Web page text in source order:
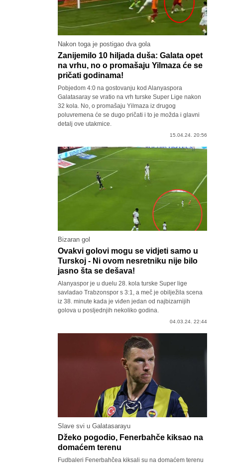
Nakon toga je postigao dva gola
Zanijemilo 10 hiljada duša: Galata opet
na vrhu, no o promašaju Yilmaza će se
pričati godinama!
Pobjedom 4:0 na gostovanju kod Alanyaspora
Galatasaray se vratio na vrh turske Super Lige nakon
32 kola. No, o promašaju Yilmaza iz drugog
poluvremena će se dugo pričati i to je možda i glavni
detalj ove utakmice.
15.04.24. 20:56
Bizaran gol
Ovakvi golovi mogu se vidjeti samo u
Turskoj - Ni ovom nesretniku nije bilo
jasno šta se dešava!
Alanyaspor je u duelu 28. kola turske Super lige
savladao Trabzonspor s 3:1, a meč je obilježila scena
iz 38. minute kada je viđen jedan od najbizarnijih
golova u posljednjih nekoliko godina.
04.03.24. 22:44
Slave svi u Galatasarayu
Džeko pogodio, Fenerbahče kiksao na
domaćem terenu
Fudbaleri Fenerbahčea kiksali su na domaćem terenu